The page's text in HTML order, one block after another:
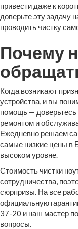
привести даже к
доверьте эту задачу
проводить чистку
Почему
Когда возникают
устройства, и вы
помощь —
ремонтом и
Ежедневно решаем
самые низкие цены в
высоком уровне.
Стоимость чистки
сотрудничества,
сюрпризы. На все
официальную
37-20 и наш мастер
вопросы.